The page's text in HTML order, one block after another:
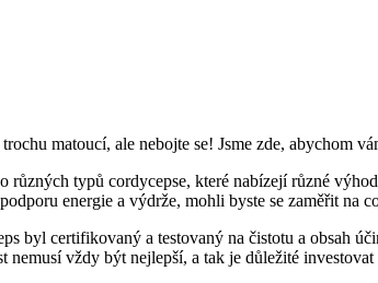
matoucí, ale nebojte se! Jsme zde, abychom
typů cordycepse, které nabízejí různé
energie a výdrže, mohli byste se zaměřit na
byl certifikovaný a testovaný na čistotu a obsah
nemusí vždy být nejlepší, a tak je důležité